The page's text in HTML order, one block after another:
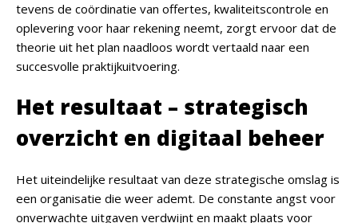
tevens de coördinatie van offertes, kwaliteitscontrole en
oplevering voor haar rekening neemt, zorgt ervoor dat de
theorie uit het plan naadloos wordt vertaald naar een
succesvolle praktijkuitvoering.
Het resultaat – strategisch
overzicht en digitaal beheer
Het uiteindelijke resultaat van deze strategische omslag is
een organisatie die weer ademt. De constante angst voor
onverwachte uitgaven verdwijnt en maakt plaats voor